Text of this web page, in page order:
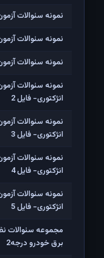
نمونه سئوالات
نمونه سئوالات
نمونه سئوالات
نمونه سئوالات
انژکتوری- فایل 2
نمونه سئوالات
انژکتوری- فایل 3
نمونه سئوالات
انژکتوری- فایل 4
نمونه سئوالات
انژکتوری- فایل 5
مجموعه سئوالات
برق خودرو درجه2